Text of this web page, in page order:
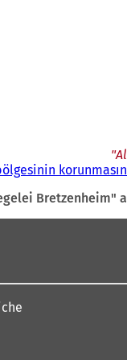
Bretzenheim"